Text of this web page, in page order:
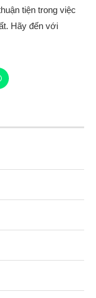
tiện trong việc
Hãy đến với